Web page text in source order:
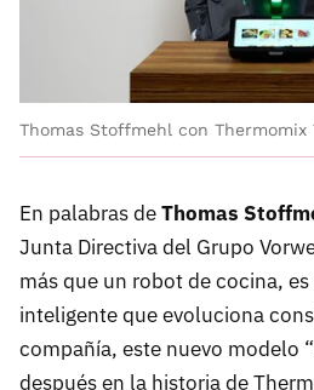
Thomas Stoffmehl con Thermomix
En palabras deThomas
Junta Directiva del Grupo
más que un robot de cocina,
inteligente que evoluciona
compañía, este nuevo modelo
después en la historia de